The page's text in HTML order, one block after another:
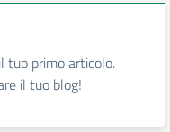
tuo primo articolo.
il tuo blog!